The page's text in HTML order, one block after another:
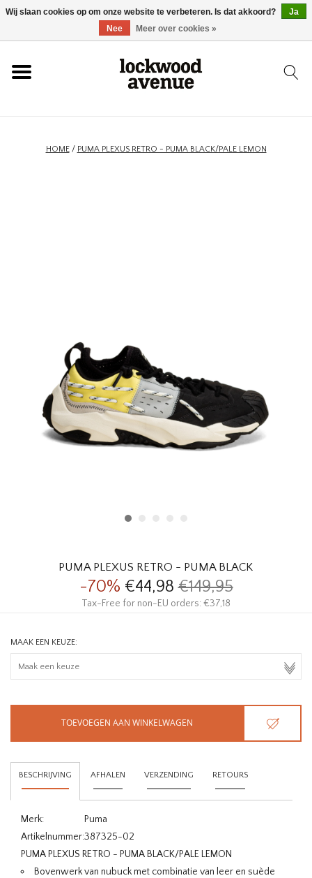
HOME
MERKEN
HOME/ PUMA PLEXUS RETRO - PUMA BLACK/PALE LEMON
PUMA PLEXUS RETRO - PUMA BLACK
-70% €44,98€149,95
Tax-Free for non-EU orders: €37,18
MAAK EEN KEUZE:
TOEVOEGEN AAN WINKELWAGEN
BESCHRIJVING AFHALEN VERZENDING RETOURS
Merk:
Puma
Artikelnummer:387325-02
PUMA PLEXUS RETRO - PUMA BLACK/PALE LEMON
Bovenwerk van nubuck met combinatie van leer en suède
Wij slaan cookies op om onze website te verbeteren. Is dat akkoord?
Ja
Nee
Meer over cookies »